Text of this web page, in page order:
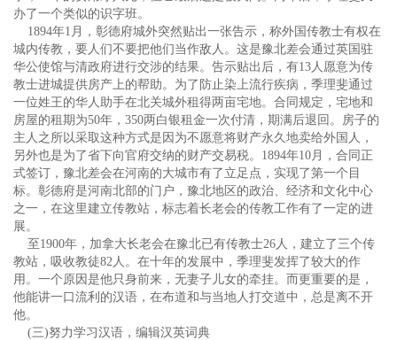
办了一个类似的识字班。
1894年1月，彰德府城外突然贴出一张告示，称外国传教士有权在
城内传教，要人们不要把他们当作敌人。这是豫北差会通过英国驻
华公使馆与清政府进行交涉的结果。告示贴出后，有13人愿意为传
教士进城提供房产上的帮助。为了防止染上流行疾病，季理斐通过
一位姓王的华人助手在北关城外租得两亩宅地。合同规定，宅地和
房屋的租期为50年，350两白银租金一次付清，期满后退回。房子的
主人之所以采取这种方式是因为不愿意将财产永久地卖给外国人，
另外也是为了省下向官府交纳的财产交易税。1894年10月，合同正
式签订，豫北差会在河南的大城市有了立足点，实现了第一个目
标。彰德府是河南北部的门户，豫北地区的政治、经济和文化中心
之一，在这里建立传教站，标志着长老会的传教工作有了一定的进
展。
至1900年，加拿大长老会在豫北已有传教士26人，建立了三个传
教站，吸收教徒82人。在十年的发展中，季理斐发挥了较大的作
用。一个原因是他只身前来，无妻子儿女的牵挂。而更重要的是，
他能讲一口流利的汉语，在布道和与当地人打交道中，总是离不开
他。
(三)努力学习汉语，编辑汉英词典